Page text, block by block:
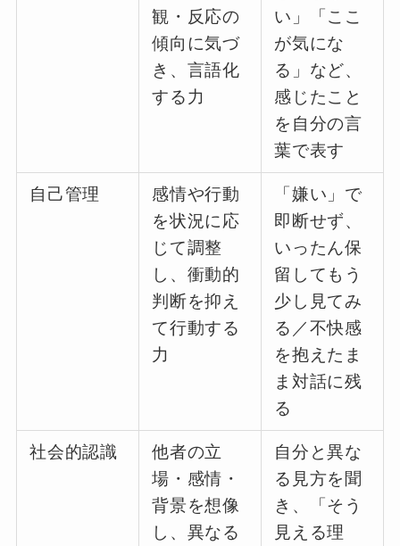
観・反応の
傾向に気づ
き、言語化
する力
い」「ここ
が気にな
る」など、
感じたこと
を自分の言
葉で表す
自己管理
感情や行動
を状況に応
じて調整
し、衝動的
判断を抑え
て行動する
力
「嫌い」で
即断せず、
いったん保
留してもう
少し見てみ
る／不快感
を抱えたま
ま対話に残
る
社会的認識
他者の立
場・感情・
背景を想像
し、異なる
自分と異な
る見方を聞
き、「そう
見える理